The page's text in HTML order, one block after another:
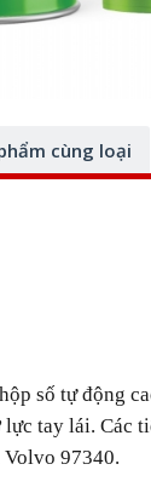
cùng loại
số tự động
tay lái. Các
Volvo